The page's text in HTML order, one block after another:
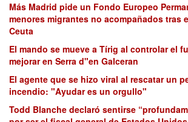
Más Madrid pide un Fondo Europeo
menores migrantes no acompañados tras
Ceuta
El mando se mueve a Tírig al controlar el
mejorar en Serra d"en Galceran
El agente que se hizo viral al rescatar un
incendio: "Ayudar es un orgullo"
Todd Blanche declaró sentirse